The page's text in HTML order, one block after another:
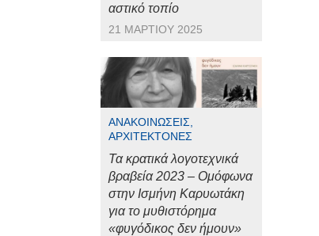
αστικό τοπίο
21 ΜΑΡΤΊΟΥ 2025
ΑΝΑΚΟΙΝΏΣΕΙΣ,
ΑΡΧΙΤΈΚΤΟΝΕΣ
Τα κρατικά λογοτεχνικά
βραβεία 2023 – Ομόφωνα
στην Ισμήνη Καρυωτάκη
για το μυθιστόρημα
«φυγόδικος δεν ήμουν»